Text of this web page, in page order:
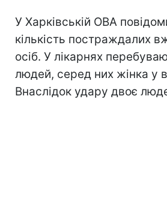
У Харківській ОВА
кількість постраждалих
осіб. У лікарнях
людей, серед них жінка у
Внаслідок удару двоє